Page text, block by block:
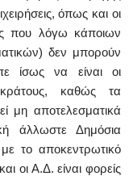
όπως και οι
που λόγω κάποιων
δεν μπορούν
ίσως να είναι οι
κράτους, καθώς τα
μη αποτελεσματικά
άλλωστε Δημόσια
το αποκεντρωτικό
οι Α.Δ. είναι φορείς